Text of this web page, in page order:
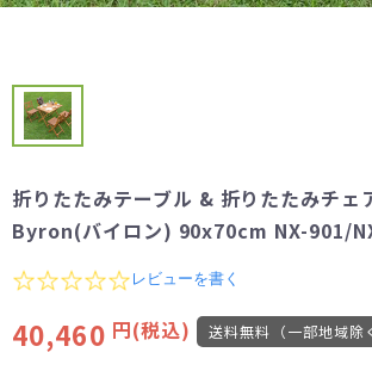
折りたたみテーブル & 折りたたみチェ
Byron(バイロン) 90x70cm NX-901/
0.0
rating
レビューを書く
40,460 円(税込) 送料無料（一部地域除